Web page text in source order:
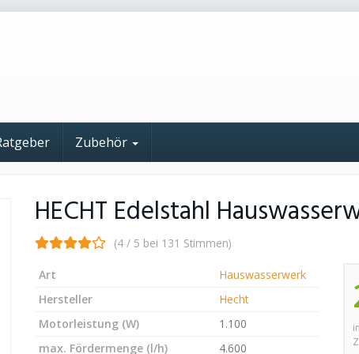
Zubehör
HECHT Edelstahl
(4 / 5 bei 131 Stimmen)
Art
Hauswasserwerk
Hersteller
Hecht
Motorleistung (W)
1.100
max. Fördermenge (l/h)
4.600